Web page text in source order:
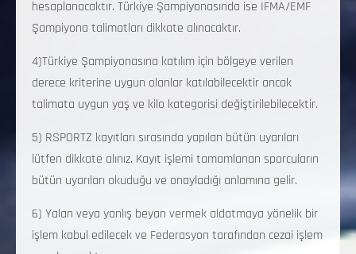
hesaplanacaktır. Türkiye Şampiyonasında ise IFMA/EMF
Şampiyona talimatları dikkate alınacaktır.
4)Türkiye Şampiyonasına katılım için bölgeye verilen
derece kriterine uygun olanlar katılabilecektir ancak
talimata uygun yaş ve kilo kategorisi değiştirilebilecektir.
5) RSPORTZ kayıtları sırasında yapılan bütün uyarıları
lütfen dikkate alınız. Kayıt işlemi tamamlanan sporcuların
bütün uyarıları okuduğu ve onayladığı anlamına gelir.
6) Yalan veya yanlış beyan vermek aldatmaya yönelik bir
işlem kabul edilecek ve Federasyon tarafından cezai işlem